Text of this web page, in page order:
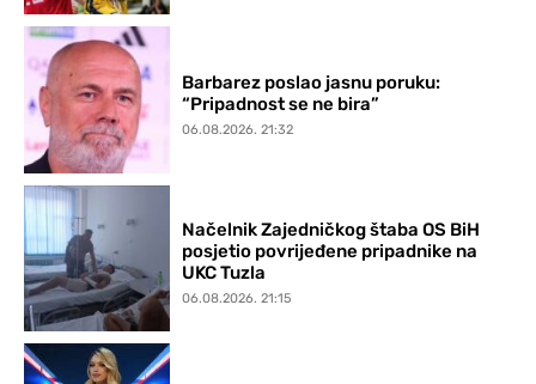
Barbarez poslao jasnu poruku:
“Pripadnost se ne bira”
06.08.2026. 21:32
Načelnik Zajedničkog štaba OS BiH
posjetio povrijeđene pripadnike na
UKC Tuzla
06.08.2026. 21:15